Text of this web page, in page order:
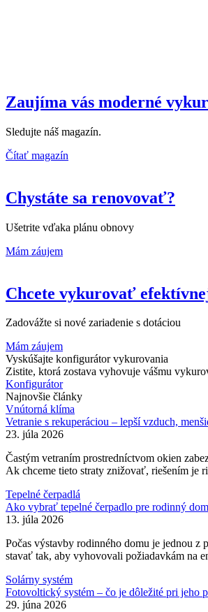
Zaujíma vás moderné
Sledujte náš magazín.
Čítať magazín
Chystáte sa renovovať?
Ušetrite vďaka plánu obnovy
Mám záujem
Chcete vykurovať
Zadovážte si nové zariadenie s dotáciou
Mám záujem
Vyskúšajte konfigurátor vykurovania
Zistite, ktorá zostava vyhovuje vášmu
Konfigurátor
Najnovšie články
Vnútorná klíma
Vetranie s rekuperáciou – lepší vzduch,
23. júla 2026
Častým vetraním prostredníctvom okien
Ak chceme tieto straty znižovať, riešením je
Tepelné čerpadlá
Ako vybrať tepelné čerpadlo pre rodinný dom
13. júla 2026
Počas výstavby rodinného domu je jednou z
stavať tak, aby vyhovovali požiadavkám na
Solárny systém
Fotovoltický systém – čo je dôležité pri jeho
29. júna 2026